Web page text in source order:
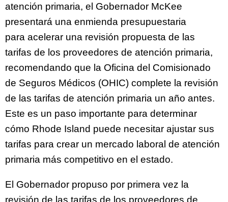
atención primaria, el Gobernador McKee
presentará una enmienda presupuestaria
para acelerar una revisión propuesta de las
tarifas de los proveedores de atención primaria,
recomendando que la Oficina del Comisionado
de Seguros Médicos (OHIC) complete la revisión
de las tarifas de atención primaria un año antes.
Este es un paso importante para determinar
cómo Rhode Island puede necesitar ajustar sus
tarifas para crear un mercado laboral de atención
primaria más competitivo en el estado.
El Gobernador propuso por primera vez la
revisión de las tarifas de los proveedores de